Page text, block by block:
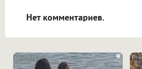
Нет комментариев.
i